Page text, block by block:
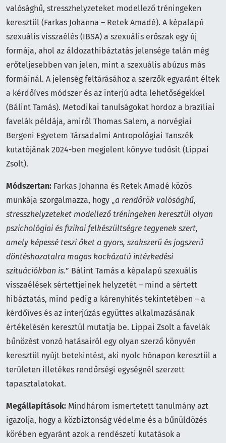
valósághű, stresszhelyzeteket modellező tréningeken
keresztül (Farkas Johanna – Retek Amadé). A képalapú
szexuális visszaélés (IBSA) a szexuális erőszak egy új
formája, ahol az áldozathibáztatás jelensége talán még
erőteljesebben van jelen, mint a szexuális abúzus más
formáinál. A jelenség feltárásához a szerzők egyaránt éltek
a kérdőíves módszer és az interjú adta lehetőségekkel
(Bálint Tamás). Metodikai tanulságokat hordoz a brazíliai
favelák példája, amiről Thomas Salem, a norvégiai
Bergeni Egyetem Társadalmi Antropológiai Tanszék
kutatójának 2024-ben megjelent könyve tudósít (Lippai
Zsolt).
Módszertan: Farkas Johanna és Retek Amadé közös
munkája szorgalmazza, hogy „a rendőrök valósághű,
stresszhelyzeteket modellező tréningeken keresztül olyan
pszichológiai és fizikai felkészültségre tegyenek szert,
amely képessé teszi őket a gyors, szakszerű és jogszerű
döntéshozatalra magas kockázatú intézkedési
szituációkban is.” Bálint Tamás a képalapú szexuális
visszaélések sértettjeinek helyzetét – mind a sértett
hibáztatás, mind pedig a kárenyhítés tekintetében – a
kérdőíves és az interjúzás együttes alkalmazásának
értékelésén keresztül mutatja be. Lippai Zsolt a favelák
bűnözést vonzó hatásairól egy olyan szerző könyvén
keresztül nyújt betekintést, aki nyolc hónapon keresztül a
területen illetékes rendőrségi egységnél szerzett
tapasztalatokat.
Megállapítások: Mindhárom ismertetett tanulmány azt
igazolja, hogy a közbiztonság védelme és a bűnüldözés
körében egyaránt azok a rendészeti kutatások a